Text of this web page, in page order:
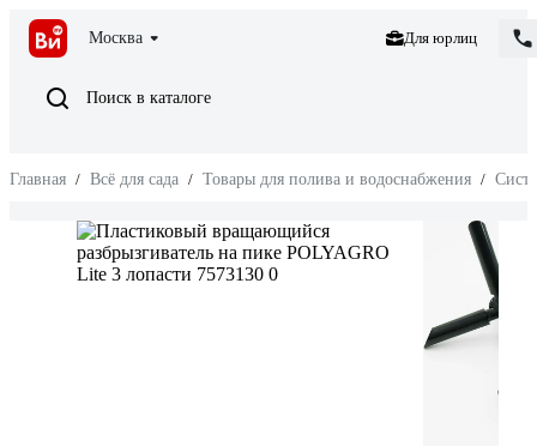
Москва Для юрлиц
Поиск в каталоге
Главная / Всё для сада / Товары для полива и водоснабжения /